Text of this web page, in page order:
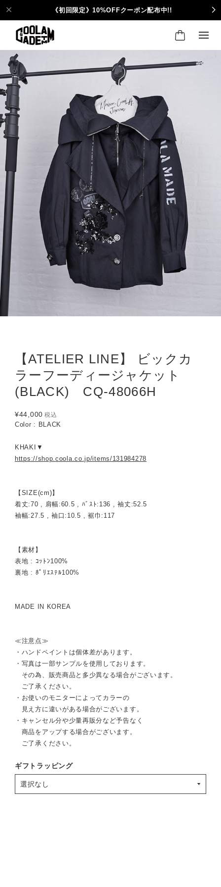
《初回限定》10%OFFクーポン配布中!!
【ATELIER LINE】 ビックカ
ラーフーディージャケット
(BLACK) CQ-48066H
¥44,000 税込
Color : BLACK
KHAKI▼
https://shop.coola.co.jp/items/131984278
【SIZE(cm)】
着丈:70 , 肩幅:60.5 , ﾊﾞｽﾄ:136 , 袖丈:52.5
袖幅:27.5 , 袖口:10.5 , 裾巾:117
【素材】
表地 : ｺｯﾄﾝ100%
裏地 : ﾎﾟﾘｴｽﾃﾙ100%
MADE IN KOREA
≪注意点≫
・ハンドペイントは個体差があります。
・写真は一部サンプルを使用しております。
その為、販売商品と多少異なる場合がございます。
ご了承ください。
・お使いのモニターによってカラーの
見え方に違いがある場合がございます。
・キャンセル分や少量再販分など予告なく
商品をアップする場合がございます。
ご了承ください。
ギフトラッピング